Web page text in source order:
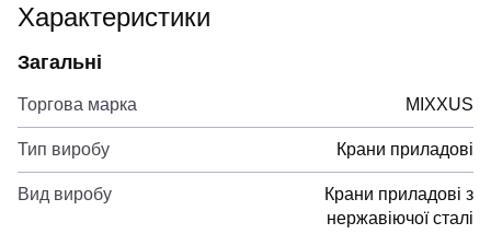
Характеристики
Загальні
Торгова марка MIXXUS
Тип виробу Крани приладові
Вид виробу
Крани приладові з
нержавіючої сталі